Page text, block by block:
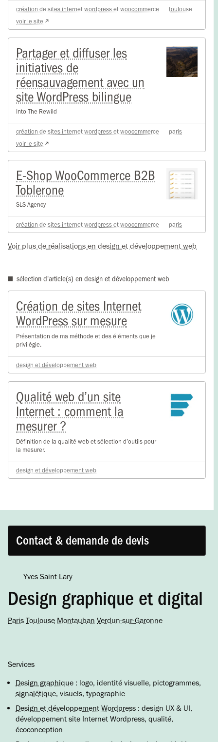
création de sites internet wordpress et woocommerce
toulouse
voir le site
Partager et diffuser les
initiatives de
réensauvagement avec un
site WordPress bilingue
Into The Rewild
création de sites internet wordpress et woocommerce
paris
voir le site
E-Shop WooCommerce B2B
Toblerone
SLS Agency
création de sites internet wordpress et woocommerce paris
Voir plus de réalisations en design et développement web
sélection d'article(s) en design et développement web
Création de sites Internet
WordPress sur mesure
Présentation de ma méthode et des éléments que je
privilégie.
design et développement web
Qualité web d’un site
Internet : comment la
mesurer ?
Définition de la qualité web et sélection d’outils pour
la mesurer.
design et développement web
Contact & demande de devis
Yves Saint-Lary
Design graphique et digital
Paris Toulouse Montauban Verdun-sur-Garonne
Services
Design graphique : logo, identité visuelle, pictogrammes,
signalétique, visuels, typographie
Design et développement Wordpress : design UX & UI,
développement site Internet Wordpress, qualité,
écoconception